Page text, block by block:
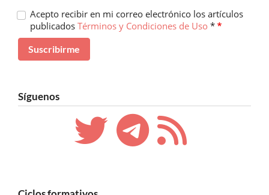
Acepto recibir en mi correo electrónico los artículos
publicados Términos y Condiciones de Uso *
Síguenos